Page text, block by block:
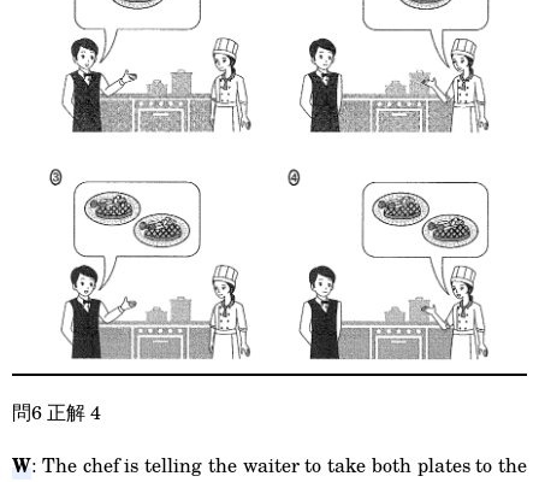
問6 正解 4
W: The chef is telling the waiter to take both plates to the